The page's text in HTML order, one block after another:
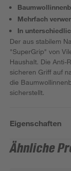
Mehrfach
In
Der aus stabilem
"SuperGrip" von
Haushalt. Die Anti-
sicheren Griff auf
die
sicherstellt.
Eigenschaften
Ähnliche